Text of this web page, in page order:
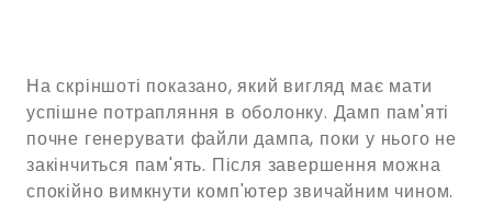
На скріншоті показано, який вигляд має мати
успішне потрапляння в оболонку. Дамп пам'яті
почне генерувати файли дампа, поки у нього не
закінчиться пам'ять. Після завершення можна
спокійно вимкнути комп'ютер звичайним чином.